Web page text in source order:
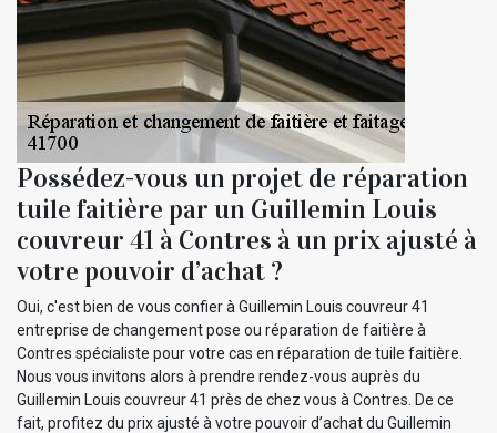
Possédez-vous un projet de réparation
tuile faitière par un Guillemin Louis
couvreur 41 à Contres à un prix ajusté à
votre pouvoir d’achat ?
Oui, c'est bien de vous confier à Guillemin Louis couvreur 41
entreprise de changement pose ou réparation de faitière à
Contres spécialiste pour votre cas en réparation de tuile faitière.
Nous vous invitons alors à prendre rendez-vous auprès du
Guillemin Louis couvreur 41 près de chez vous à Contres. De ce
fait, profitez du prix ajusté à votre pouvoir d’achat du Guillemin